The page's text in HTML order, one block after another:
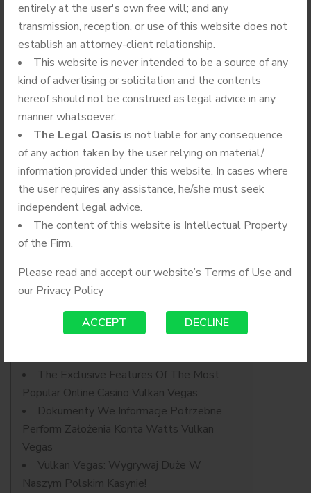
entirely at the user's own free will; and any
transmission, reception, or use of this website does not
establish an attorney-client relationship.
This website is never intended to be a source of any
kind of advertising or solicitation and the contents
hereof should not be construed as legal advice in any
manner whatsoever.
The Legal Oasis is not liable for any consequence
of any action taken by the user relying on material/
information provided under this website. In cases where
the user requires any assistance, he/she must seek
independent legal advice.
The content of this website is Intellectual Property
of the Firm.
Please read and accept our website’s Terms of Use and
our Privacy Policy
ACCEPT DECLINE
Vulkan Vegas Recenzja 2024: 6000 Zł I 150 Darmowych
Spinów
Bonusy I
Actually
Promocje W
Vulkan Vegas
Kasyno Online
Content
The Exclusive Features Of The Most
Popular Online Casino Vulkan Vegas
Dokumenty We Informacje Potrzebne
Perform Założenia Konta Watts Vulkan
Vegas
Vulkan Vegas: Wygrywaj Duże W
Naszym Polskim Kasynie!